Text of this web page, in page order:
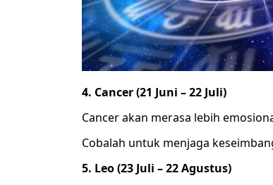
4. Cancer (21 Juni – 22 Juli)
Cancer akan merasa lebih
Cobalah untuk menjaga
5. Leo (23 Juli – 22 Agustus)